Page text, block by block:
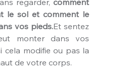
regarder, comment
le sol et comment le
vos pieds.Et sentez
monter dans vos
cela modifie ou pas la
de votre corps.